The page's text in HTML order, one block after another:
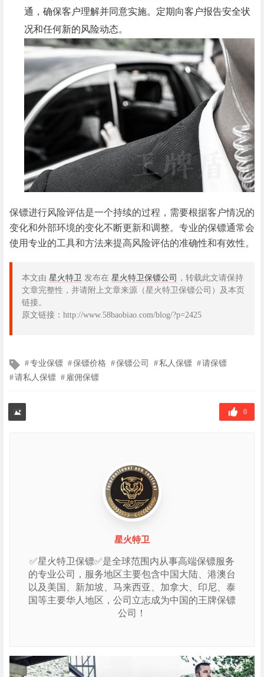
通，确保客户理解并同意实施。定期向客户报告安全状
况和任何新的风险动态。
保镖进行风险评估是一个持续的过程，需要根据客户情况的
变化和外部环境的变化不断更新和调整。专业的保镖通常会
使用专业的工具和方法来提高风险评估的准确性和有效性。
本文由 星火特卫 发布在 星火特卫保镖公司
，转载此文请保持
文章完整性，并请附上文章来源（星火特卫保镖公司）及本页
链接。
原文链接：http://www.58baobiao.com/blog/?p=2425
文
章
标
专业保镖 保镖价格 保镖公司 私人保镖
请保镖
请私人保镖
雇佣保镖
0
星火特卫
✅星火特卫保镖✅是全球范围内从事高端保镖服务
的专业公司，服务地区主要包含中国大陆、港澳台
以及美国、新加坡、马来西亚、加拿大、印尼、泰
国等主要华人地区，公司立志成为中国的王牌保镖
公司！